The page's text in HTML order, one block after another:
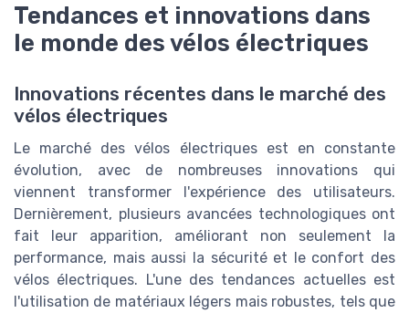
Tendances et innovations dans
le monde des vélos électriques
Innovations récentes dans le marché des
vélos électriques
Le marché des vélos électriques est en constante
évolution, avec de nombreuses innovations qui
viennent transformer l'expérience des utilisateurs.
Dernièrement, plusieurs avancées technologiques ont
fait leur apparition, améliorant non seulement la
performance, mais aussi la sécurité et le confort des
vélos électriques. L'une des tendances actuelles est
l'utilisation de matériaux légers mais robustes, tels que